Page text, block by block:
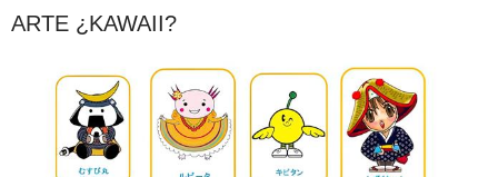
ARTE ¿KAWAII?